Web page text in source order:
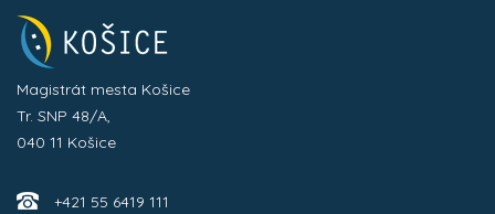
Magistrát mesta Košice
Tr. SNP 48/A,
040 11 Košice
+421 55 6419 111